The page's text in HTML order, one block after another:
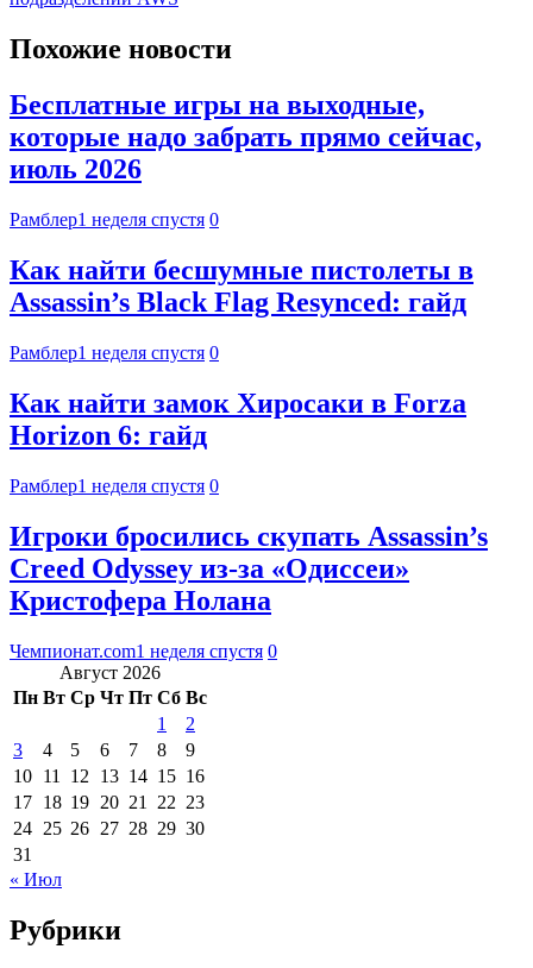
Похожие новости
Бесплатные игры на выходные,
которые надо забрать прямо сейчас,
июль 2026
Рамблер1 неделя спустя 0
Как найти бесшумные пистолеты в
Assassin’s Black Flag Resynced: гайд
Рамблер1 неделя спустя 0
Как найти замок Хиросаки в Forza
Horizon 6: гайд
Рамблер1 неделя спустя 0
Игроки бросились скупать Assassin’s
Creed Odyssey из-за «Одиссеи»
Кристофера Нолана
Чемпионат.com1 неделя спустя 0
Август 2026
Пн Вт Ср Чт Пт Сб Вс
1
2
3
4 5 6 7 8
9
10 11 12 13 14 15 16
17 18 19 20 21 22 23
24 25 26 27 28 29 30
31
« Июл
Рубрики